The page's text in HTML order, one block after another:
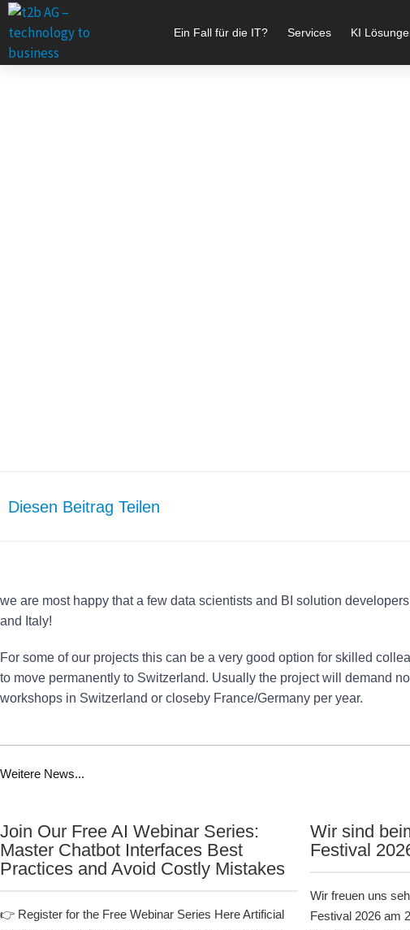
Zum
Inhalt
springen
Ein Fall für die IT? Services KI
Diesen Beitrag Teilen
we are most happy that a few data scientists and BI solution
and Italy!
For some of our projects this can be a very good option for skilled
to move permanently to Switzerland. Usually the project will demand
workshops in Switzerland or closeby France/Germany per year.
Weitere News...
Join Our Free AI Webinar Series:
Master Chatbot Interfaces Best
Practices and Avoid Costly Mistakes
👉 Register for the Free Webinar Series Here Artificial
Wir sind
Festival
Wir freuen uns
Festival 2026 am